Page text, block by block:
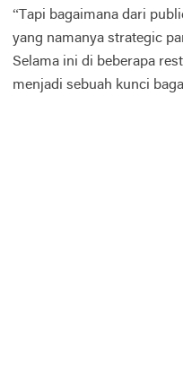
“Tapi bagaimana dari
yang namanya strategic
Selama ini di beberapa
menjadi sebuah kunci